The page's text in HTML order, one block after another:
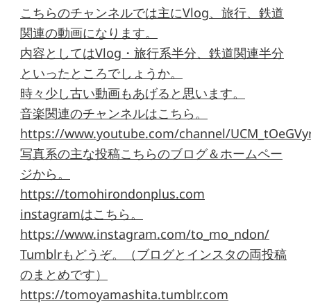
こちらのチャンネルでは主にVlog、旅行、鉄道
関連の動画になります。
内容としてはVlog・旅行系半分、鉄道関連半分
といったところでしょうか。
時々少し古い動画もあげると思います。
音楽関連のチャンネルはこちら。
https://www.youtube.com/channel/
写真系の主な投稿こちらのブログ＆ホームペー
ジから。
https://tomohirondonplus.com
instagramはこちら。
https://www.instagram.com/to_mo_ndon/
Tumblrもどうぞ。（ブログとインスタの両投稿
のまとめです）
https://tomoyamashita.tumblr.com